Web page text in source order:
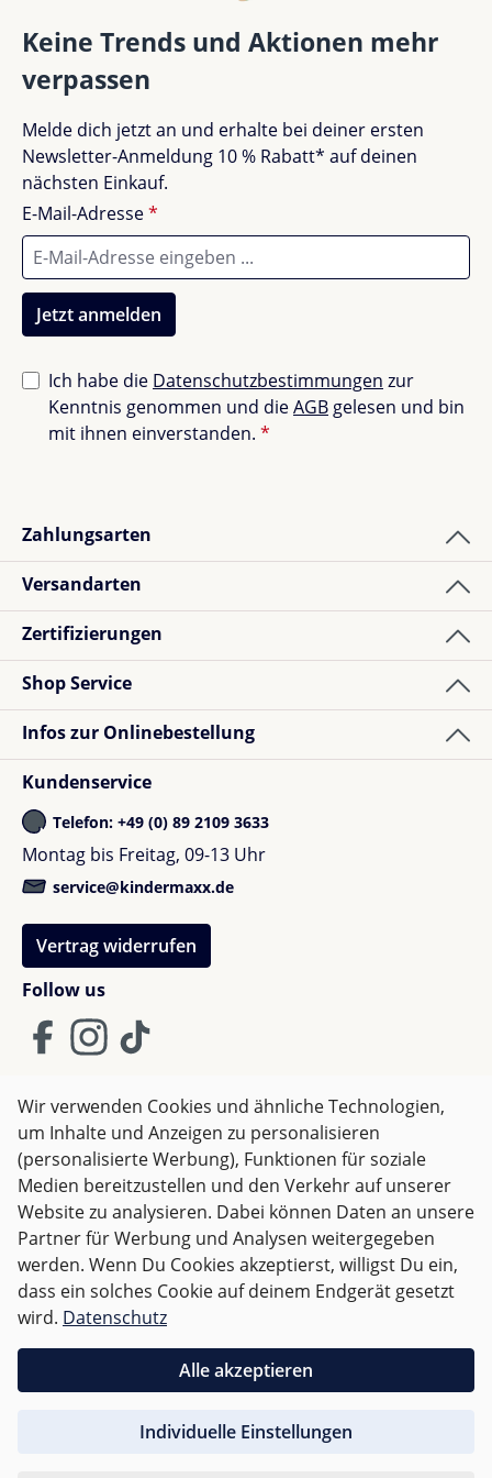
Größe: L 37 × B 38 × H 17 cm
Geeignet für Laptops bis 16 Zoll
Ob Alltag oder Reise – mit dem Nuna Wickelrucksack
bist du immer stilvoll organisiert. Jetzt entdecken und
entspannter unterwegs sein!
Akzeptierbar (0)
Unbefriedigend (0) 0%
Bewerte dieses Produkt!
Teile deine Erfahrungen mit anderen Kunden.
Bewertungen nur in der aktuellen Sprache anzeigen.
1Bewertung
Marina K.
Verified buyer
Seht gute Qualität!
Keine Trends und Aktionen mehr
verpassen
Melde dich jetzt an und erhalte bei deiner ersten
Newsletter-Anmeldung 10 % Rabatt* auf deinen
nächsten Einkauf.
E-Mail-Adresse*
Jetzt anmelden
Ich habe die Datenschutzbestimmungen zur
Kenntnis genommen und dieAGB gelesen und bin
mit ihnen einverstanden. *
Zahlungsarten
Versandarten
Zertifizierungen
Follow us
Shop Service
Infos zur Onlinebestellung
Kundenservice
Telefon: +49 (0) 89 2109 3633
Montag bis Freitag, 09-13 Uhr
service@kindermaxx.de
Vertrag widerrufen
AGB Impressum
Datenschutz
Widerrufsrecht
Alle Preise inkl. gesetzl. Mehrwertsteuer zzgl.Versandkosten
und ggf. Nachnahmegebühren, wenn nicht anders
angegeben.
Für Deutschland sind Bestellungen ab 50,- EUR
versandkostenfrei.
Für andere Länder wird nachGewicht abgerechnet
Wir verwenden Cookies und ähnliche Technologien,
um Inhalte und Anzeigen zu personalisieren
(personalisierte Werbung), Funktionen für soziale
Medien bereitzustellen und den Verkehr auf unserer
Website zu analysieren. Dabei können Daten an unsere
Partner für Werbung und Analysen weitergegeben
werden. Wenn Du Cookies akzeptierst, willigst Du ein,
dass ein solches Cookie auf deinem Endgerät gesetzt
wird. Datenschutz
Individuelle Einstellungen
Alle akzeptieren